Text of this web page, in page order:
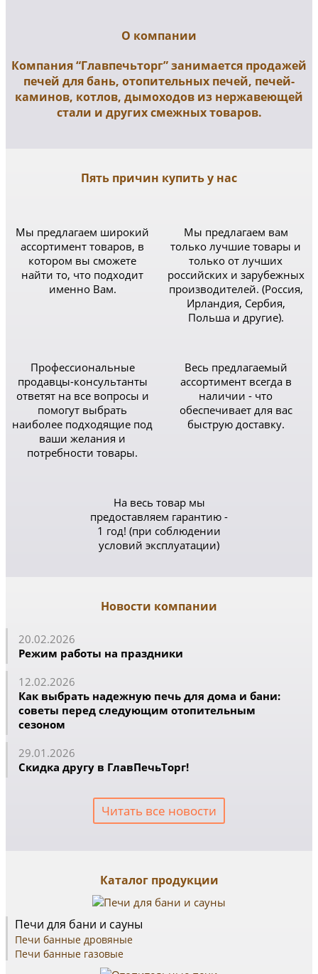
О компании
Компания “Главпечьторг” занимается продажей
печей для бань, отопительных печей, печей-
каминов, котлов, дымоходов из нержавеющей
стали и других смежных товаров.
Пять причин купить у нас
Мы предлагаем широкий
ассортимент товаров, в
котором вы сможете
найти то, что подходит
именно Вам.
Мы предлагаем вам
только лучшие товары и
только от лучших
российских и зарубежных
производителей. (Россия,
Ирландия, Сербия,
Польша и другие).
Профессиональные
продавцы-консультанты
ответят на все вопросы и
помогут выбрать
наиболее подходящие под
ваши желания и
потребности товары.
Весь предлагаемый
ассортимент всегда в
наличии - что
обеспечивает для вас
быструю доставку.
На весь товар мы
предоставляем гарантию -
1 год! (при соблюдении
условий эксплуатации)
Новости компании
20.02.2026
Режим работы на праздники
12.02.2026
Как выбрать надежную печь для дома и бани:
советы перед следующим отопительным
сезоном
29.01.2026
Скидка другу в ГлавПечьТорг!
Читать все новости
Каталог продукции
Печи для бани и сауны
Печи банные дровяные
Печи банные газовые